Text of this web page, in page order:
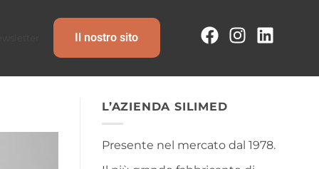
Il nostro sito
L’AZIENDA SILIMED
Presente nel mercato dal 1978.